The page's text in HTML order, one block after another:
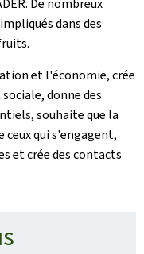
De nombreux
dans des
et l'économie, crée
donne des
souhaite que la
qui s'engagent,
et crée des contacts